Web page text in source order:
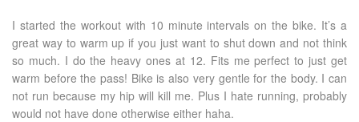
I started the workout with 10 minute intervals on the bike. It’s a
great way to warm up if you just want to shut down and not think
so much. I do the heavy ones at 12. Fits me perfect to just get
warm before the pass! Bike is also very gentle for the body. I can
not run because my hip will kill me. Plus I hate running, probably
would not have done otherwise either haha.